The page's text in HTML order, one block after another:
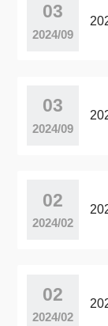
03
2024/09
03
2024/09
02
2024/02
02
2024/02